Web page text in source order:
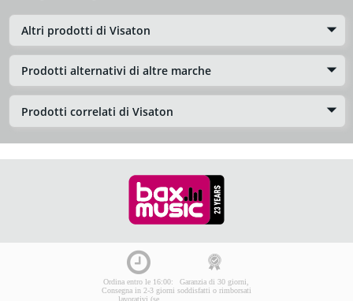
Altri prodotti di Visaton
Prodotti alternativi di altre marche
Prodotti correlati di Visaton
Ordina entro le 16:00:
Consegna in 2-3 giorni
lavorativi (se
Garanzia di 30 giorni,
soddisfatti o rimborsati